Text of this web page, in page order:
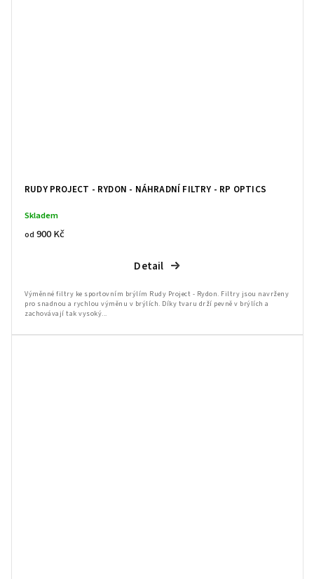
RUDY PROJECT - RYDON - NÁHRADNÍ FILTRY - RP OPTICS
Skladem
od 900 Kč
Detail
Výměnné filtry ke sportovním brýlím Rudy Project - Rydon. Filtry jsou navrženy
pro snadnou a rychlou výměnu v brýlích. Díky tvaru drží pevně v brýlích a
zachovávají tak vysoký...